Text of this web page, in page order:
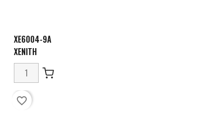
XE6004-9A
XENITH
favorite_border